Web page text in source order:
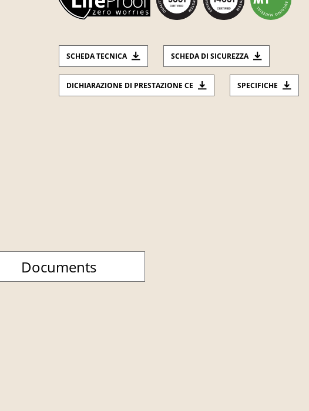
SCHEDA TECNICA SCHEDA DI SICUREZZA
DICHIARAZIONE DI PRESTAZIONE CE SPECIFICHE
Documents